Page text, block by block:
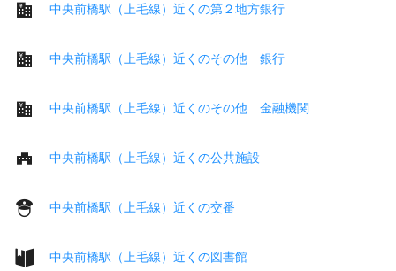
中央前橋駅（上毛線）近くの第２地方銀行
中央前橋駅（上毛線）近くのその他 銀行
中央前橋駅（上毛線）近くのその他 金融機関
中央前橋駅（上毛線）近くの公共施設
中央前橋駅（上毛線）近くの交番
中央前橋駅（上毛線）近くの図書館